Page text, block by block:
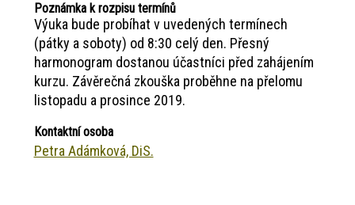
Poznámka k rozpisu termínů
Výuka bude probíhat v uvedených termínech
(pátky a soboty) od 8:30 celý den. Přesný
harmonogram dostanou účastníci před zahájením
kurzu. Závěrečná zkouška proběhne na přelomu
listopadu a prosince 2019.
Kontaktní osoba
Petra Adámková, DiS.